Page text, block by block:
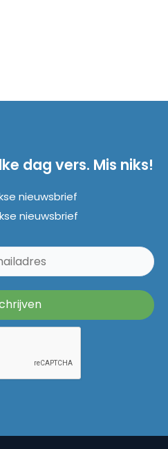
dag vers. Mis niks!
nieuwsbrief
nieuwsbrief